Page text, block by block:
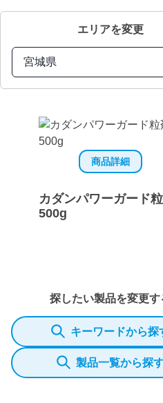
エリアを変更
宮城県
商品詳細
カダンパワーガード
500g
探したい製品を変更す
キーワードから探
製品一覧から探